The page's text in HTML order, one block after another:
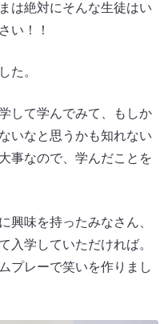
絶対にそんな生徒はい
い！！
た。
して学んでみて、もしか
いなと思うかも知れない
事なので、学んだことを
興味を持ったみなさん、
入学していただければ。
プレーで笑いを作りまし